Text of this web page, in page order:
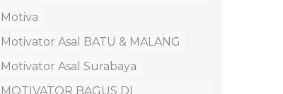
Motiva
Motivator Asal BATU & MALANG
Motivator Asal Surabaya
MOTIVATOR BAGUS DI